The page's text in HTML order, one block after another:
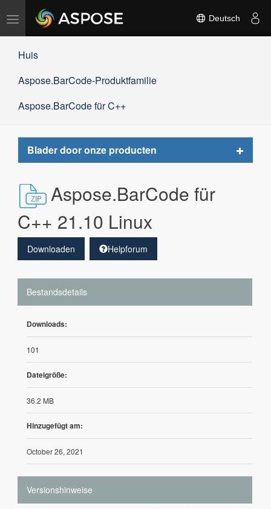
Navigation
umschalten
Deutsch
Huis
Aspose.BarCode-Produktfamilie
Aspose.BarCode für C++
Blader door onze producten
Toggle
Aspose.BarCode für
C++ 21.10 Linux
Downloaden Helpforum
Bestandsdetails
Downloads:
101
Dateigröße:
36.2 MB
Hinzugefügt am:
October 26, 2021
Versionshinweise